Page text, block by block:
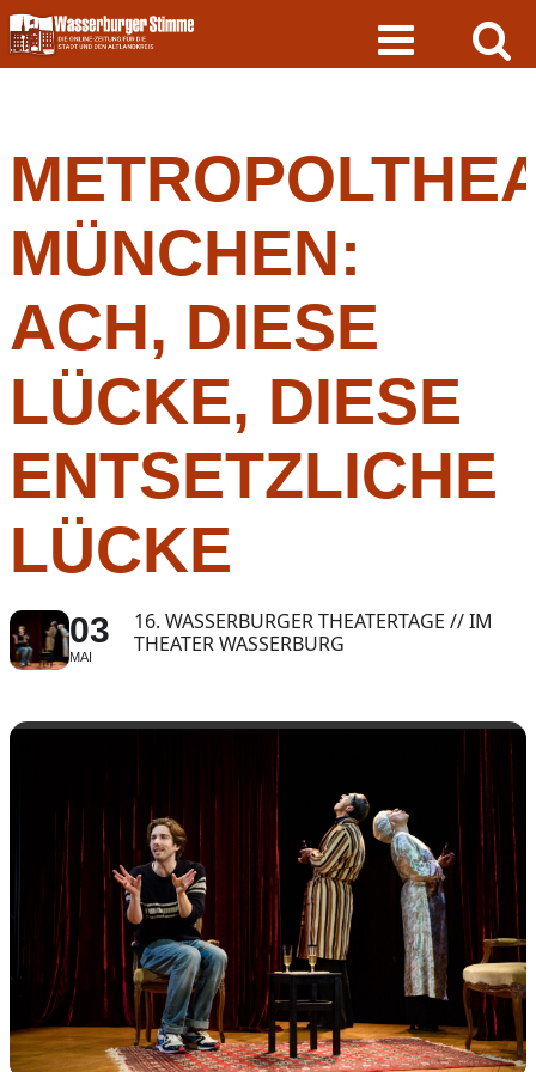
Skip
to
content
MÜNCHEN:
ACH, DIESE
LÜCKE, DIESE
ENTSETZLICHE
LÜCKE
03
MAI
16. WASSERBURGER THEATERTAGE // IM
THEATER WASSERBURG